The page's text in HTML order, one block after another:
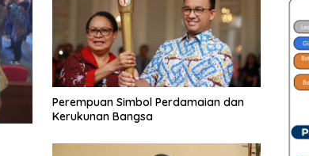
Perempuan Simbol Perdamaian dan
Kerukunan Bangsa